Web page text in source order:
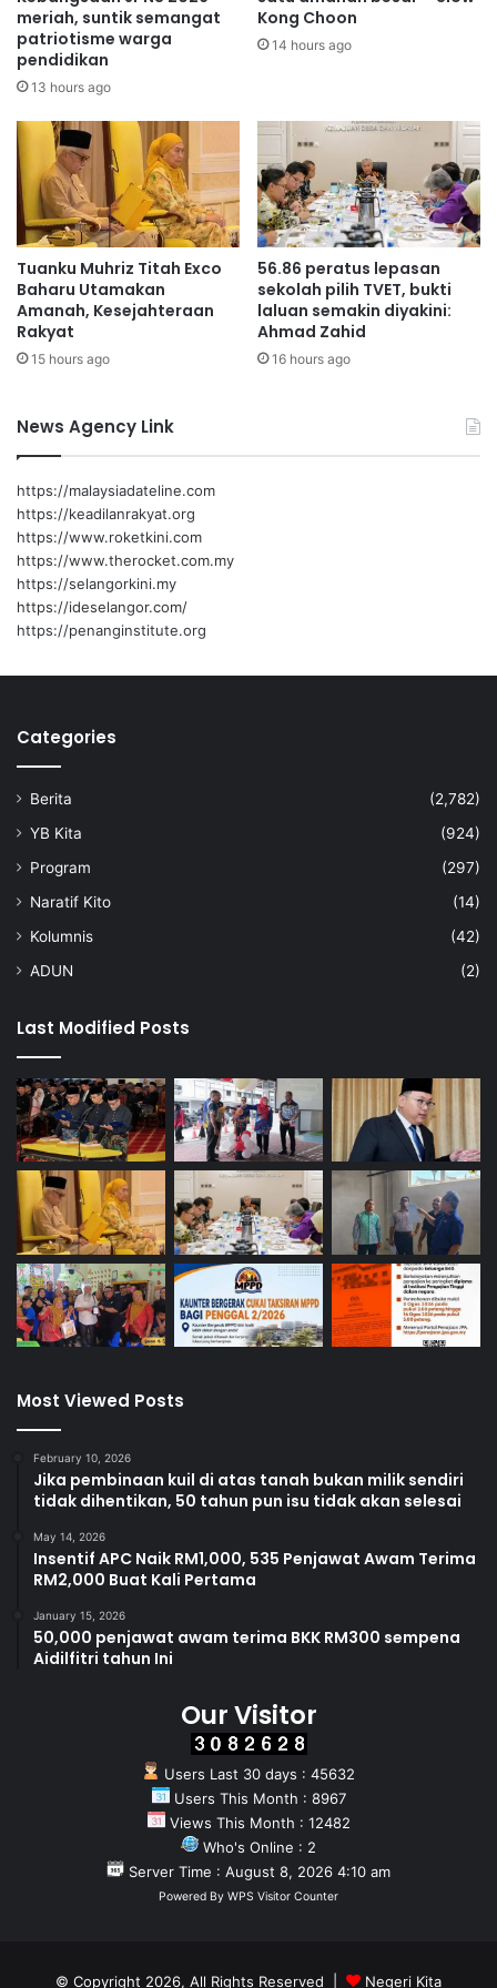
n
t
e
r
B
e
s
a
a
n
N
u
s
e
r
R
a
m
a
d
a
n
meriah, suntik semangat
patriotisme warga
pendidikan
13 hours ago
Kong Choon
14 hours ago
Tuanku Muhriz Titah Exco
Baharu Utamakan
Amanah, Kesejahteraan
Rakyat
15 hours ago
56.86 peratus lepasan
sekolah pilih TVET, bukti
laluan semakin diyakini:
Ahmad Zahid
16 hours ago
News Agency Link
https://malaysiadateline.com
https://keadilanrakyat.org
https://www.roketkini.com
https://www.therocket.com.my
https://selangorkini.my
https://ideselangor.com/
https://penanginstitute.org
Categories
Berita
(2,782)
YB Kita
(924)
Program
(297)
Naratif Kito
(14)
Kolumnis
(42)
ADUN
(2)
Last Modified Posts
Most Viewed Posts
February 10, 2026
Jika pembinaan kuil di atas tanah bukan milik sendiri
tidak dihentikan, 50 tahun pun isu tidak akan selesai
May 14, 2026
Insentif APC Naik RM1,000, 535 Penjawat Awam Terima
RM2,000 Buat Kali Pertama
January 15, 2026
50,000 penjawat awam terima BKK RM300 sempena
Aidilfitri tahun Ini
Our Visitor
Users Last 30 days : 45632
Users This Month : 8967
Views This Month : 12482
Who's Online : 2
Server Time : August 8, 2026 4:10 am
Powered By WPS Visitor Counter
© Copyright 2026, All Rights Reserved | Negeri Kita